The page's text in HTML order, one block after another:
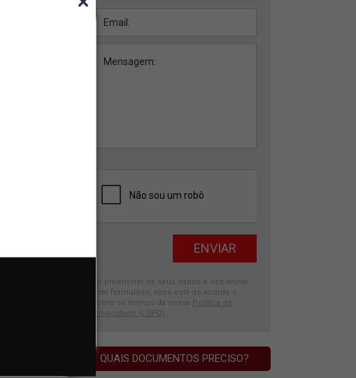
Ao preencher os seus dados e nos enviar
este formulário, você está de acordo e
aceita os termos da nossa
Política de
Privacidade (LGPD)
QUAIS DOCUMENTOS PRECISO?